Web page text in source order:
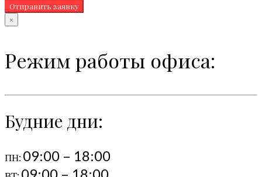
×
Режим работы офиса:
Будние дни:
ПН:09:00 – 18:00